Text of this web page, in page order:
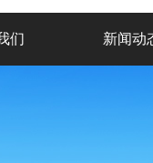
们 新闻动